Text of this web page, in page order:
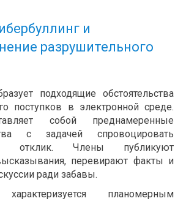
и
разрушительного
подходящие обстоятельства
поступков в электронной среде.
собой преднамеренные
с задачей спровоцировать
отклик. Члены публикуют
перевирают факты и
ради забавы.
характеризуется планомерным